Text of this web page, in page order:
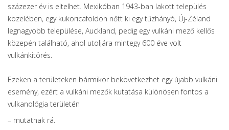
százezer év is eltelhet. Mexikóban 1943-ban lakott település
közelében, egy kukoricaföldön nőtt ki egy tűzhányó, Új-Zéland
legnagyobb települése, Auckland, pedig egy vulkáni mező kellős
közepén található, ahol utoljára mintegy 600 éve volt
vulkánkitörés.
Ezeken a területeken bármikor bekövetkezhet egy újabb vulkáni
esemény, ezért a vulkáni mezők kutatása különösen fontos a
vulkanológia területén
– mutatnak rá.